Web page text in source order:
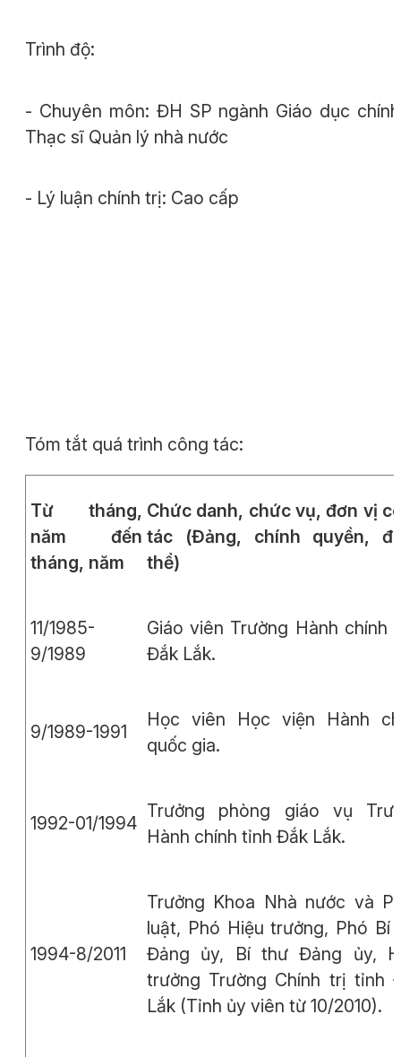
Trình độ:
- Chuyên môn: ĐH SP ngành Giáo dục
Thạc sĩ Quản lý nhà nước
- Lý luận chính trị: Cao cấp
Tóm tắt quá trình công tác:
Từ tháng,
năm đến
tháng, năm
Chức danh, chức vụ, đơn vị
tác (Đảng, chính quyền,
thể)
11/1985-
9/1989
Giáo viên Trường Hành chính
Đắk Lắk.
9/1989-1991
Học viên Học viện Hành
quốc gia.
1992-01/1994
Trưởng phòng giáo vụ
Hành chính tỉnh Đắk Lắk.
1994-8/2011
Trưởng Khoa Nhà nước và
luật, Phó Hiệu trưởng, Phó Bí
Đảng ủy, Bí thư Đảng ủy,
trưởng Trường Chính trị tỉnh
Lắk (Tỉnh ủy viên từ 10/2010).